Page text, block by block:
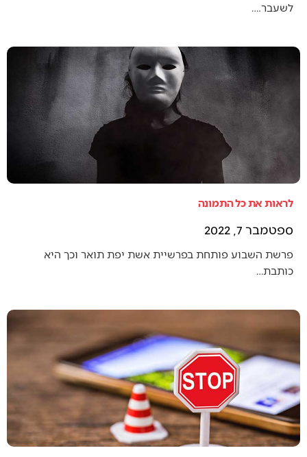
לשעבר.…
לראות את כל התמונה
ספטמבר 7, 2022
פרשת השבוע פותחת בפרשיית אשת יפת תואר וכך היא
כותבת…